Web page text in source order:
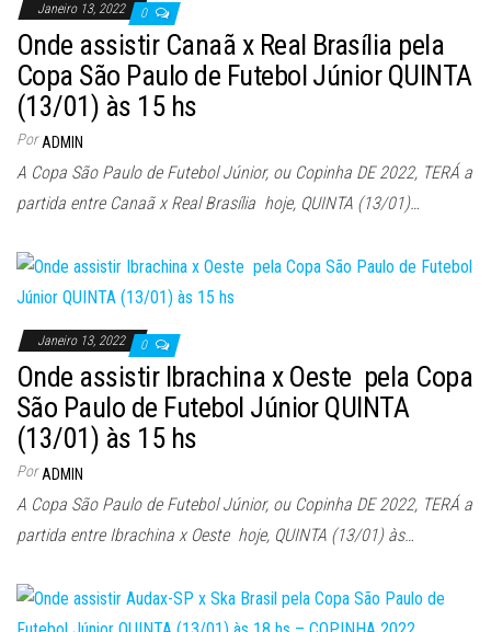
Janeiro 13, 2022 0
Onde assistir Canaã x Real Brasília pela
Copa São Paulo de Futebol Júnior QUINTA
(13/01) às 15 hs
Por ADMIN
A Copa São Paulo de Futebol Júnior, ou Copinha DE 2022, TERÁ a
partida entre Canaã x Real Brasília hoje, QUINTA (13/01)…
Janeiro 13, 2022 0
Onde assistir Ibrachina x Oeste pela Copa
São Paulo de Futebol Júnior QUINTA
(13/01) às 15 hs
Por ADMIN
A Copa São Paulo de Futebol Júnior, ou Copinha DE 2022, TERÁ a
partida entre Ibrachina x Oeste hoje, QUINTA (13/01) às…